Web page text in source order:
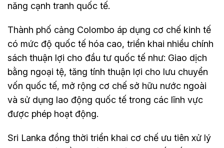
năng cạnh tranh quốc tế.
Thành phố cảng Colombo áp dụng cơ chế kinh tế
có mức độ quốc tế hóa cao, triển khai nhiều chính
sách thuận lợi cho đầu tư quốc tế như: Giao dịch
bằng ngoại tệ, tăng tính thuận lợi cho lưu chuyển
vốn quốc tế, mở rộng cơ chế sở hữu nước ngoài
và sử dụng lao động quốc tế trong các lĩnh vực
được phép hoạt động.
Sri Lanka đồng thời triển khai cơ chế ưu tiên xử lý